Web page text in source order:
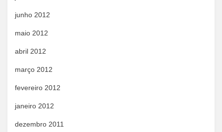
junho 2012
maio 2012
abril 2012
março 2012
fevereiro 2012
janeiro 2012
dezembro 2011